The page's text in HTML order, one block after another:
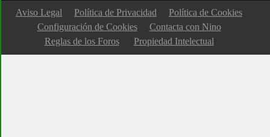
Aviso Legal Política de Privacidad
Política de Cookies
Configuración de Cookies
Contacta con Nino
Reglas de los Foros
Propiedad Intelectual